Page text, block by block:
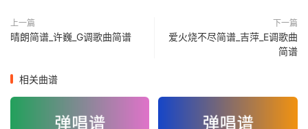
上一篇
晴朗简谱_许巍_G调歌曲简谱
下一篇
爱火烧不尽简谱_吉萍_E调歌曲
简谱
相关曲谱